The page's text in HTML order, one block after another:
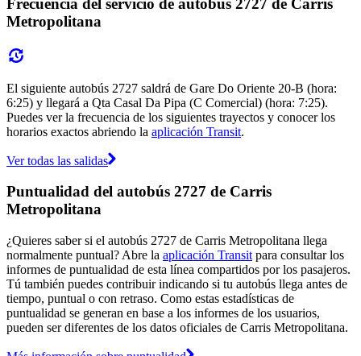
Frecuencia del servicio de autobús 2727 de Carris
Metropolitana
El siguiente autobús 2727 saldrá de Gare Do Oriente 20-B (hora:
6:25) y llegará a Qta Casal Da Pipa (C Comercial) (hora: 7:25).
Puedes ver la frecuencia de los siguientes trayectos y conocer los
horarios exactos abriendo la aplicación Transit.
Ver todas las salidas
Puntualidad del autobús 2727 de Carris
Metropolitana
¿Quieres saber si el autobús 2727 de Carris Metropolitana llega
normalmente puntual? Abre la aplicación Transit para consultar los
informes de puntualidad de esta línea compartidos por los pasajeros.
Tú también puedes contribuir indicando si tu autobús llega antes de
tiempo, puntual o con retraso. Como estas estadísticas de
puntualidad se generan en base a los informes de los usuarios,
pueden ser diferentes de los datos oficiales de Carris Metropolitana.